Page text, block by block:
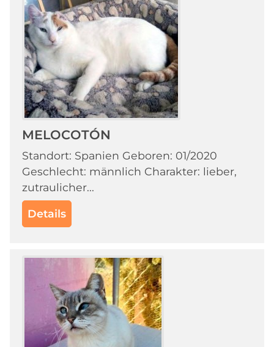
MELOCOTÓN
Standort: Spanien Geboren: 01/2020
Geschlecht: männlich Charakter: lieber,
zutraulicher...
Details